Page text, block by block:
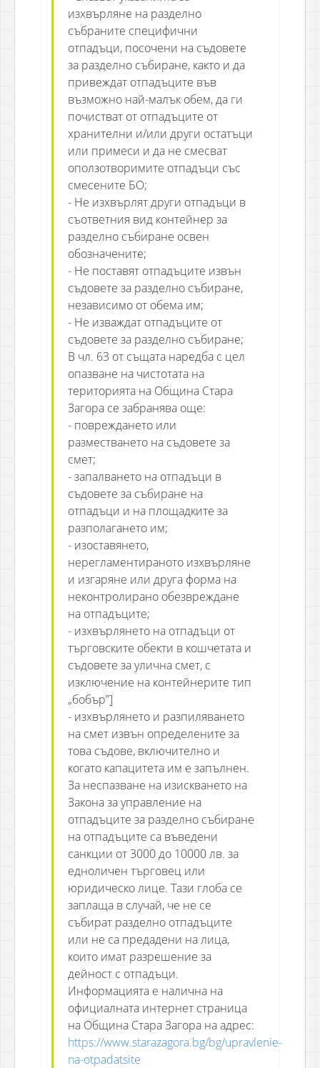
изхвърляне на разделно
събраните специфични
отпадъци, посочени на съдовете
за разделно събиране, както и да
привеждат отпадъците във
възможно най-малък обем, да ги
почистват от отпадъците от
хранителни и/или други остатъци
или примеси и да не смесват
оползотворимите отпадъци със
смесените БО;
- Не изхвърлят други отпадъци в
съответния вид контейнер за
разделно събиране освен
обозначените;
- Не поставят отпадъците извън
съдовете за разделно събиране,
независимо от обема им;
- Не изваждат отпадъците от
съдовете за разделно събиране;
В чл. 63 от същата наредба с цел
опазване на чистотата на
територията на Община Стара
Загора се забранява още:
- повреждането или
разместването на съдовете за
смет;
- запалването на отпадъци в
съдовете за събиране на
отпадъци и на площадките за
разполагането им;
- изоставянето,
нерегламентираното изхвърляне
и изгаряне или друга форма на
неконтролирано обезвреждане
на отпадъците;
- изхвърлянето на отпадъци от
търговските обекти в кошчетата и
съдовете за улична смет, с
изключение на контейнерите тип
„бобър”]
- изхвърлянето и разпиляването
на смет извън определените за
това съдове, включително и
когато капацитета им е запълнен.
За неспазване на изискването на
Закона за управление на
отпадъците за разделно събиране
на отпадъците са въведени
санкции от 3000 до 10000 лв. за
едноличен търговец или
юридическо лице. Тази глоба се
заплаща в случай, че не се
събират разделно отпадъците
или не са предадени на лица,
които имат разрешение за
дейност с отпадъци.
Информацията е налична на
официалната интернет страница
на Община Стара Загора на адрес:
https://www.starazagora.bg/bg/upravlenie-
na-otpadatsite